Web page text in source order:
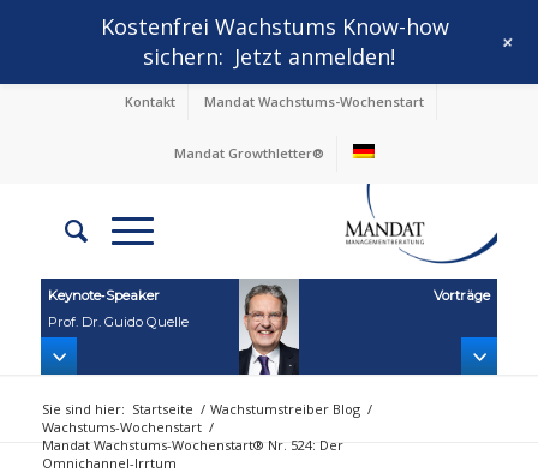
Kontakt Mandat Wachstums-Wochenstart
Mandat Growthletter®
Keynote‑Speaker
Prof. Dr. Guido Quelle
Vorträge
Sie sind hier: Startseite / Wachstumstreiber Blog /
Wachstums-Wochenstart /
Mandat Wachstums-Wochenstart® Nr. 524: Der
Omnichannel-Irrtum
Kostenfrei Wachstums Know-how
sichern: Jetzt anmelden! +